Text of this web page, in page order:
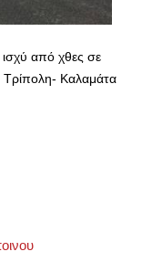
ισχύ από χθες σε
Τρίπολη- Καλαμάτα